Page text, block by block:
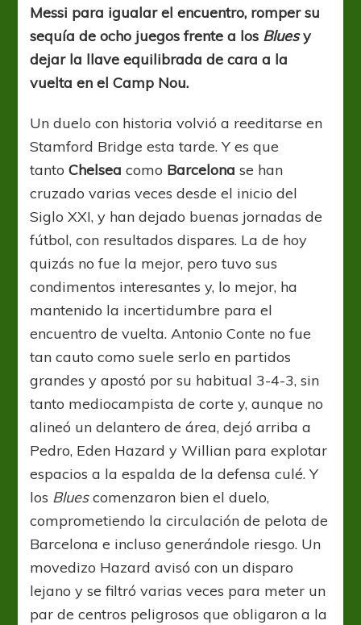
racha
Messi para igualar el encuentro, romper su
sequía de ocho juegos frente a los Bluesy
dejar la llave equilibrada de cara a la
vuelta en el Camp Nou.
Un duelo con historia volvió a reeditarse en
Stamford Bridge esta tarde. Y es que
tantoChelseacomo Barcelonase han
cruzado varias veces desde el inicio del
Siglo XXI, y han dejado buenas jornadas de
fútbol, con resultados dispares. La de hoy
quizás no fue la mejor, pero tuvo sus
condimentos interesantes y, lo mejor, ha
mantenido la incertidumbre para el
encuentro de vuelta. Antonio Conte no fue
tan cauto como suele serlo en partidos
grandes y apostó por su habitual 3-4-3, sin
tanto mediocampista de corte y, aunque no
alineó un delantero de área, dejó arriba a
Pedro, Eden Hazard y Willian para explotar
espacios a la espalda de la defensa culé. Y
los Bluescomenzaron bien el duelo,
comprometiendo la circulación de pelota de
Barcelona e incluso generándole riesgo. Un
movedizo Hazard avisó con un disparo
lejano y se filtró varias veces para meter un
par de centros peligrosos que obligaron a la